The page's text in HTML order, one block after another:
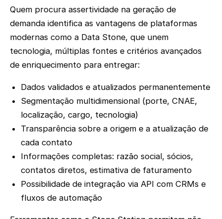
Quem procura assertividade na geração de
demanda identifica as vantagens de plataformas
modernas como a Data Stone, que unem
tecnologia, múltiplas fontes e critérios avançados
de enriquecimento para entregar:
Dados validados e atualizados permanentemente
Segmentação multidimensional (porte, CNAE,
localização, cargo, tecnologia)
Transparência sobre a origem e a atualização de
cada contato
Informações completas: razão social, sócios,
contatos diretos, estimativa de faturamento
Possibilidade de integração via API com CRMs e
fluxos de automação